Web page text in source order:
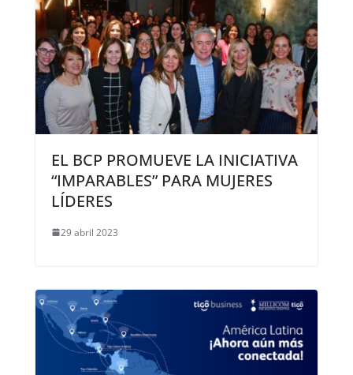
EL BCP PROMUEVE LA INICIATIVA
“IMPARABLES” PARA MUJERES
LÍDERES
29 abril 2023